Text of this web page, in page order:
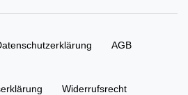
AGB
Widerrufs­recht